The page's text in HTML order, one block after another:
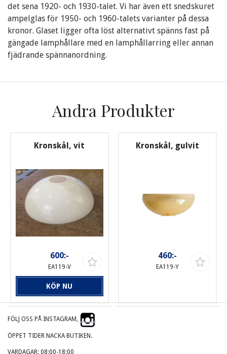
det sena 1920- och 1930-talet. Vi har även ett snedskuret
ampelglas för 1950- och 1960-talets varianter på dessa
kronor. Glaset ligger ofta löst alternativt spänns fast på
gängade lamphållare med en lamphållarring eller annan
fjädrande spännanordning.
Andra Produkter
Kronskål, vit
600:-
EA119-V
KÖP NU
Kronskål, gulvit
460:-
EA119-Y
FÖLJ OSS PÅ INSTAGRAM,
ÖPPET TIDER NACKA BUTIKEN.
VARDAGAR: 08:00-18:00